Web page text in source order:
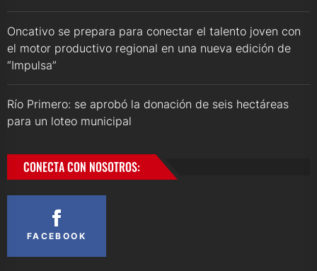
Oncativo se prepara para conectar el talento joven con
el motor productivo regional en una nueva edición de
“Impulsa”
Río Primero: se aprobó la donación de seis hectáreas
para un loteo municipal
CONECTA CON NOSOTROS:
FACEBOOK